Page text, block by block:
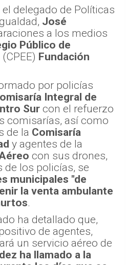
delegado de Políticas
José
a los medios
Público de
(CPEE) Fundación
por policías
Integral de
Sur con el refuerzo
comisarías, así como
de la Comisaría
y agentes de la
con sus drones,
de los policías, se
municipales "de
la venta ambulante
.
ha detallado que,
de agentes,
un servicio aéreo de
ha llamado a la